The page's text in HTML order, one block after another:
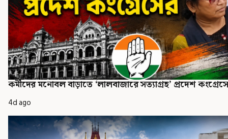
কর্মীদের মনোবল বাড়াতে ‘লালবাজারে সত্যাগ্রহ’ প্রদেশ
4d ago